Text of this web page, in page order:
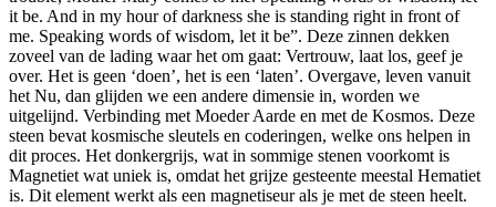
it be. And in my hour of darkness she is standing right in front of
me. Speaking words of wisdom, let it be”. Deze zinnen dekken
zoveel van de lading waar het om gaat: Vertrouw, laat los, geef je
over. Het is geen ‘doen’, het is een ‘laten’. Overgave, leven vanuit
het Nu, dan glijden we een andere dimensie in, worden we
uitgelijnd. Verbinding met Moeder Aarde en met de Kosmos. Deze
steen bevat kosmische sleutels en coderingen, welke ons helpen in
dit proces. Het donkergrijs, wat in sommige stenen voorkomt is
Magnetiet wat uniek is, omdat het grijze gesteente meestal Hematiet
is. Dit element werkt als een magnetiseur als je met de steen heelt.